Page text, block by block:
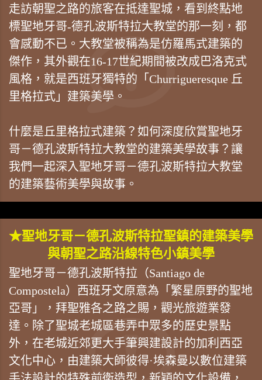
走訪朝聖之路的旅客在抵達聖城，看到終點地
標聖地牙哥-德孔波斯特拉大教堂的那一刻，都
會感動不已。大教堂被稱為是仿羅馬式建築的
傑作，其外觀在16-17世紀期間被改成巴洛克式
風格，就是西班牙獨特的「Churrigueresque 丘
里格拉式」建築美學。
什麼是丘里格拉式建築？如何深度欣賞聖地牙
哥－德孔波斯特拉大教堂的建築美學故事？讓
我們一起深入聖地牙哥－德孔波斯特拉大教堂
的建築藝術美學與故事。
★聖地牙哥－德孔波斯特拉聖鎮的建築美學
與朝聖之路沿線特色小鎮美學
聖地牙哥－德孔波斯特拉（Santiago de
Compostela）西班牙文原意為「繁星原野的聖地
亞哥」，拜聖雅各之路之賜，觀光旅遊業發
達。除了聖城老城區巷弄中眾多的歷史景點
外，在老城近郊更大手筆興建設計的加利西亞
文化中心，由建築大師彼得·埃森曼以數位建築